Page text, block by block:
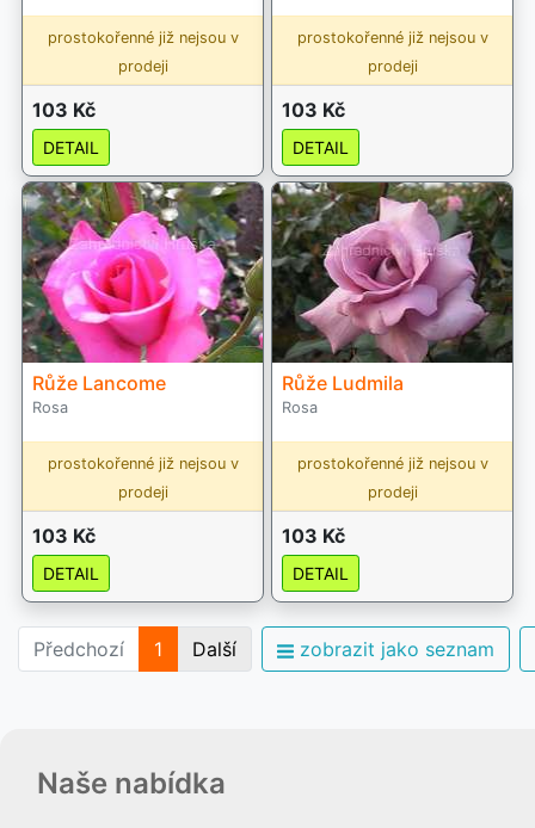
Naše nabídka
prostokořenné již nejsou v
prodeji
103 Kč
DETAIL
prostokořenné již nejsou v
prodeji
103 Kč
DETAIL
Růže Lancome
Rosa
prostokořenné již nejsou v
prodeji
103 Kč
DETAIL
Růže Ludmila
Rosa
prostokořenné již nejsou v
prodeji
103 Kč
DETAIL
Předchozí 1 Další zobrazit jako seznam